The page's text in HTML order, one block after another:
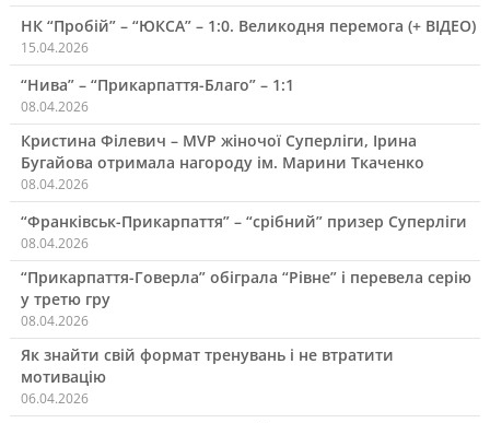
НК “Пробій” – “ЮКСА” – 1:0. Великодня перемога (+ ВІДЕО)
15.04.2026
“Нива” – “Прикарпаття-Благо” – 1:1
08.04.2026
Кристина Філевич – MVP жіночої Суперліги, Ірина
Бугайова отримала нагороду ім. Марини Ткаченко
08.04.2026
“Франківськ-Прикарпаття” – “срібний” призер Суперліги
08.04.2026
“Прикарпаття-Говерла” обіграла “Рівне” і перевела серію
у третю гру
08.04.2026
Як знайти свій формат тренувань і не втратити
мотивацію
06.04.2026